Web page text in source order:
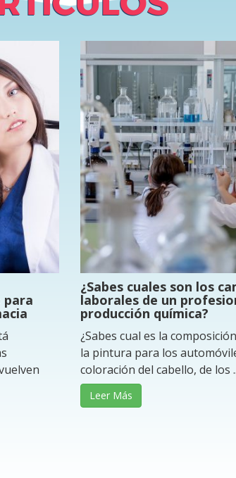
para
¿Sabes cuales son los
laborales de un
producción química?
¿Sabes cual es la
la pintura para los
coloración del cabello, de los
Leer Más